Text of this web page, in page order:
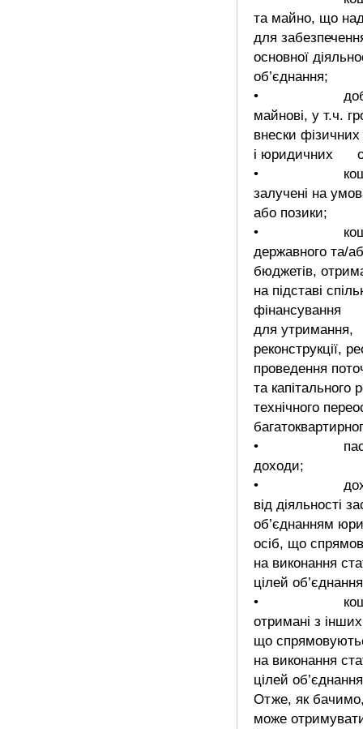
та майно, що
для
основної
об’єднання;
•
майнові, у т.ч.
внески фізичних
і юридичних
•
залучені на
або позики;
•
державного та/
бюджетів,
на підставі
фінансування
для утримання,
реконструкції,
проведення
та капітального
технічного
•
доходи;
•
від діяльності
об’єднанням
осіб, що
на виконання
цілей
•
отримані з
що
на виконання
цілей
Отже, як
може